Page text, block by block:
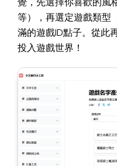
等），再選定遊戲類型
滿的遊戲ID點子。從此
投入遊戲世界！